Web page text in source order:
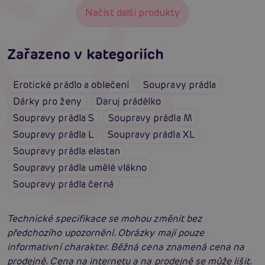
Načíst další produkty
Zařazeno v kategoriích
Erotické prádlo a oblečení
Soupravy prádla
Dárky pro ženy
Daruj prádélko
Soupravy prádla S
Soupravy prádla M
Soupravy prádla L
Soupravy prádla XL
Soupravy prádla elastan
Soupravy prádla umělé vlákno
Soupravy prádla černá
Technické specifikace se mohou změnit bez
předchozího upozornění. Obrázky mají pouze
informativní charakter. Běžná cena znamená cena na
prodejně. Cena na internetu a na prodejně se může lišit.